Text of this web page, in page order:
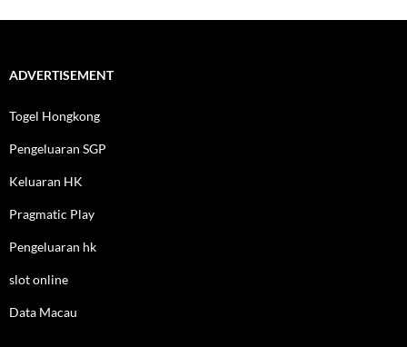
ADVERTISEMENT
Togel Hongkong
Pengeluaran SGP
Keluaran HK
Pragmatic Play
Pengeluaran hk
slot online
Data Macau